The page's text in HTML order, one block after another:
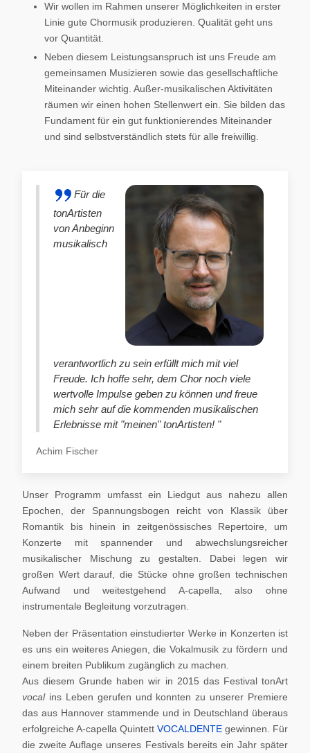
Wir wollen im Rahmen unserer Möglichkeiten in erster
Linie gute Chormusik produzieren. Qualität geht uns
vor Quantität.
Neben diesem Leistungsanspruch ist uns Freude am
gemeinsamen Musizieren sowie das gesellschaftliche
Miteinander wichtig. Außer-musikalischen Aktivitäten
räumen wir einen hohen Stellenwert ein. Sie bilden das
Fundament für ein gut funktionierendes Miteinander
und sind selbstverständlich stets für alle freiwillig.
Für die
tonArtisten
von Anbeginn
musikalisch
verantwortlich zu sein erfüllt mich mit viel
Freude. Ich hoffe sehr, dem Chor noch viele
wertvolle Impulse geben zu können und freue
mich sehr auf die kommenden musikalischen
Erlebnisse mit "meinen" tonArtisten! "
Achim Fischer
Unser Programm umfasst ein Liedgut aus nahezu allen
Epochen, der Spannungsbogen reicht von Klassik über
Romantik bis hinein in zeitgenössisches Repertoire, um
Konzerte mit spannender und abwechslungsreicher
musikalischer Mischung zu gestalten. Dabei legen wir
großen Wert darauf, die Stücke ohne großen technischen
Aufwand und weitestgehend A-capella, also ohne
instrumentale Begleitung vorzutragen.
Neben der Präsentation einstudierter Werke in Konzerten ist
es uns ein weiteres Aniegen, die Vokalmusik zu fördern und
einem breiten Publikum zugänglich zu machen.
Aus diesem Grunde haben wir in 2015 das Festival tonArt
vocal ins Leben gerufen und konnten zu unserer Premiere
das aus Hannover stammende und in Deutschland überaus
erfolgreiche A-capella Quintett VOCALDENTE gewinnen. Für
die zweite Auflage unseres Festivals bereits ein Jahr später